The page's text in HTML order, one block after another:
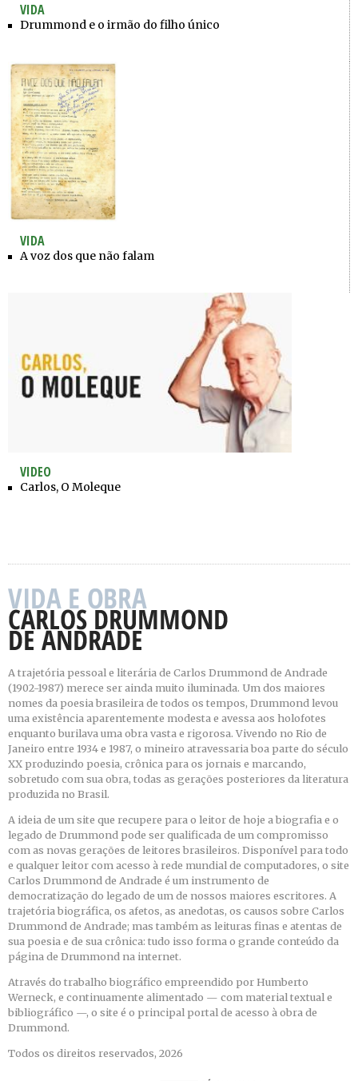
VIDA
Drummond e o irmão do filho único
VIDA
A voz dos que não falam
VIDEO
Carlos, O Moleque
A trajetória pessoal e literária de Carlos Drummond de Andrade
(1902-1987) merece ser ainda muito iluminada. Um dos maiores
nomes da poesia brasileira de todos os tempos, Drummond levou
uma existência aparentemente modesta e avessa aos holofotes
enquanto burilava uma obra vasta e rigorosa. Vivendo no Rio de
Janeiro entre 1934 e 1987, o mineiro atravessaria boa parte do século
XX produzindo poesia, crônica para os jornais e marcando,
sobretudo com sua obra, todas as gerações posteriores da literatura
produzida no Brasil.
A ideia de um site que recupere para o leitor de hoje a biografia e o
legado de Drummond pode ser qualificada de um compromisso
com as novas gerações de leitores brasileiros. Disponível para todo
e qualquer leitor com acesso à rede mundial de computadores, o site
Carlos Drummond de Andrade é um instrumento de
democratização do legado de um de nossos maiores escritores. A
trajetória biográfica, os afetos, as anedotas, os causos sobre Carlos
Drummond de Andrade; mas também as leituras finas e atentas de
sua poesia e de sua crônica: tudo isso forma o grande conteúdo da
página de Drummond na internet.
Através do trabalho biográfico empreendido por Humberto
Werneck, e continuamente alimentado — com material textual e
bibliográfico —, o site é o principal portal de acesso à obra de
Drummond.
Todos os direitos reservados, 2026